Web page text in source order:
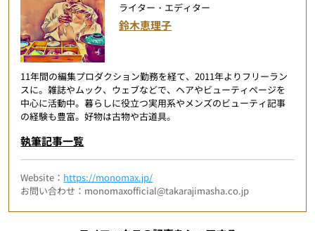
ライター・エディター
鈴木恵理子
11年間の編集プロダクション勤務を経て、2011年よりフリーラン
スに。雑誌やムック、ウェブなどで、ヘアやビューティページを
中心に活動中。暮らしに役立つ実用系やメンズのビューティ記事
の経験も豊富。好物は古物や古道具。
執筆記事一覧
Website： https://monomax.jp/
お問い合わせ：monomaxofficial@takarajimasha.co.jp